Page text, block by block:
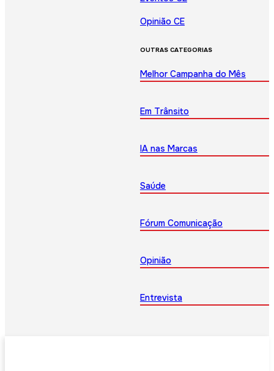
Opinião CE
OUTRAS CATEGORIAS
Melhor Campanha do Mês
Em Trânsito
IA nas Marcas
Saúde
Fórum Comunicação
Opinião
Entrevista